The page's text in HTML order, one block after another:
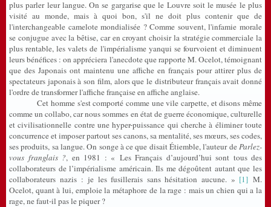
plus parler leur langue. On se gargarise que le Louvre soit le musée le plus
visité au monde, mais à quoi bon, s'il ne doit plus contenir que de
l'interchangeable camelote mondialisée ? Comme souvent, l'infamie morale
se conjugue avec la bêtise, car en croyant choisir la stratégie commerciale la
plus rentable, les valets de l'impérialisme yanqui se fourvoient et diminuent
leurs bénéfices : on appréciera l'anecdote que rapporte M. Ocelot, témoignant
que des Japonais ont maintenu une affiche en français pour attirer plus de
spectateurs japonais à son film, alors que le distributeur français avait donné
l'ordre de transformer l'affiche française en affiche anglaise.
Cet homme s'est comporté comme une vile carpette, et disons même
comme un collabo, car nous sommes en état de guerre économique, culturelle
et civilisationnelle contre une hyper-puissance qui cherche à éliminer toute
concurrence et imposer partout ses canons, sa mentalité, ses mœurs, ses codes,
ses produits, sa langue. On songe à ce que disait Étiemble, l'auteur deParlez-
vous franglais ?, en 1981 : « Les Français d’aujourd’hui sont tous des
collaborateurs de l’impérialisme américain. Ils me dégoûtent autant que les
collaborateurs nazis : je les fusillerais sans hésitation aucune. » [1] M.
Ocelot, quant à lui, emploie la métaphore de la rage : mais un chien qui a la
rage, ne faut-il pas le piquer ?